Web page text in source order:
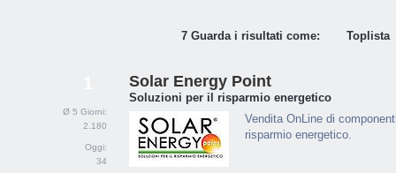
7 Guarda i risultati come: Toplista
Ø 5 Giorni:
2.180
Oggi:
34
Solar Energy Point
Soluzioni per il risparmio energetico
Vendita OnLine di
risparmio energetico.